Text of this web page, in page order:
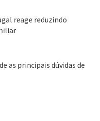
reage reduzindo
as principais dúvidas de